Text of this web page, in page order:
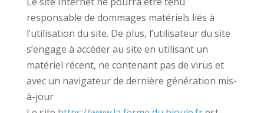
responsable de dommages matériels liés à
l’utilisation du site. De plus, l’utilisateur du site
s’engage à accéder au site en utilisant un
matériel récent, ne contenant pas de virus et
avec un navigateur de dernière génération mis-
à-jour